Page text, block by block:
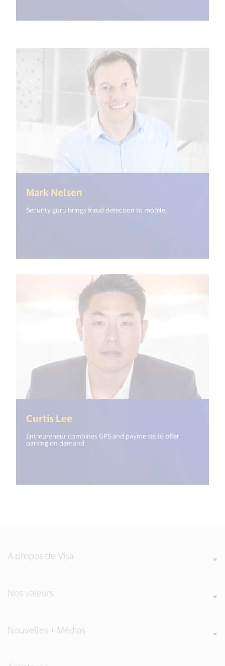
Mark Nelsen
Security guru brings fraud detection to mobile.
Curtis Lee
Entrepreneur combines GPS and payments to offer
parking on demand.
A propos de Visa
Nos valeurs
Nouvelles + Médias